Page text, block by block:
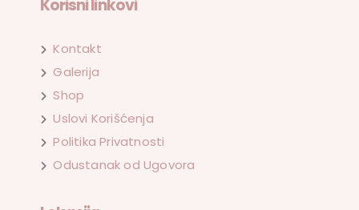
Korisni linkovi
Kontakt
Galerija
Shop
Uslovi Korišćenja
Politika Privatnosti
Odustanak od Ugovora